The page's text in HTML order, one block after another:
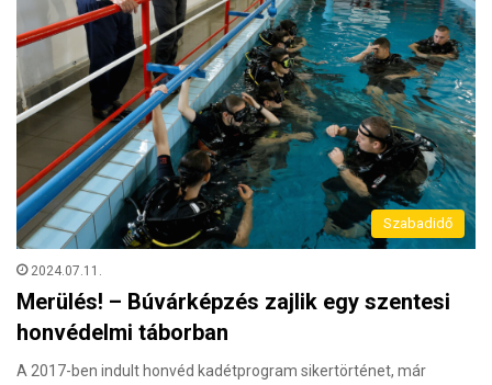
Szabadidő
2024.07.11.
Merülés! – Búvárképzés zajlik egy szentesi
honvédelmi táborban
A 2017-ben indult honvéd kadétprogram sikertörténet, már